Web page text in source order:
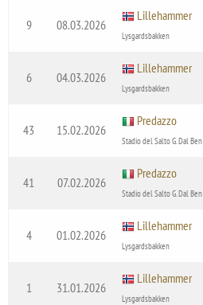
9 08.03.2026
Lillehammer
Lysgardsbakken
6 04.03.2026
Lillehammer
Lysgardsbakken
43 15.02.2026
Predazzo
Stadio del Salto G. Dal Ben
41 07.02.2026
Predazzo
Stadio del Salto G. Dal Ben
4 01.02.2026
Lillehammer
Lysgardsbakken
1 31.01.2026
Lillehammer
Lysgardsbakken